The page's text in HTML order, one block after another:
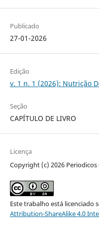
Publicado
27-01-2026
Edição
v. 1 n. 1 (2026): Nutrição
Seção
CAPÍTULO DE LIVRO
Licença
Copyright (c) 2026 Periodicos
Este trabalho está licenciado
Attribution-ShareAlike 4.0